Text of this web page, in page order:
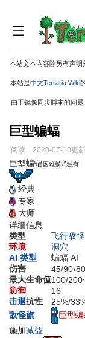
本站文本内容除另有声
本站是中文Terraria Wiki
由于镜像同步脚本的问
巨型蝙蝠
阅读 2020-07-10更新
跳
到
导
航
跳
到
搜
索
巨型蝙蝠困难模式独有
经典
专家
大师
详细信息
类型
飞行敌怪
环境
洞穴
AI 类型
蝙蝠 AI
伤害
45/90›80
最大生命值100/200›
防御
16
击退抗性 25%/
敌怪旗
巨型
施加减益